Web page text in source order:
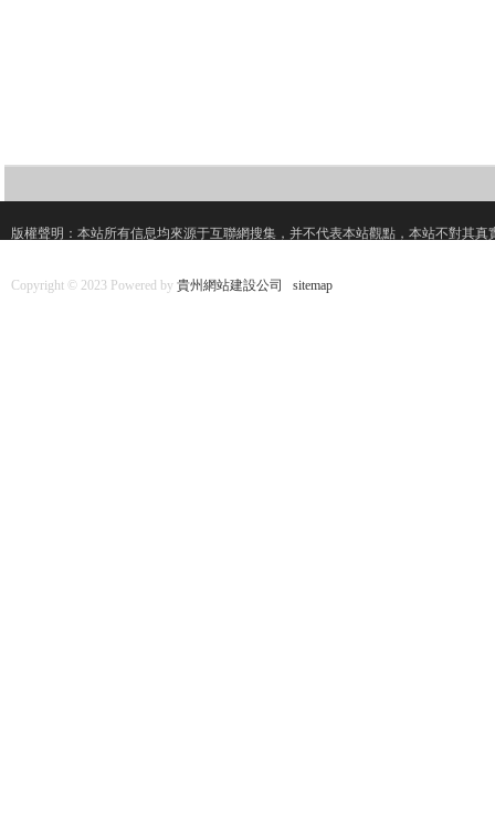
版權聲明：本站所有信息均來源于互聯網搜集，并不代表本站觀點，本站不對其
Copyright © 2023 Powered by 貴州網站建設公司 sitemap